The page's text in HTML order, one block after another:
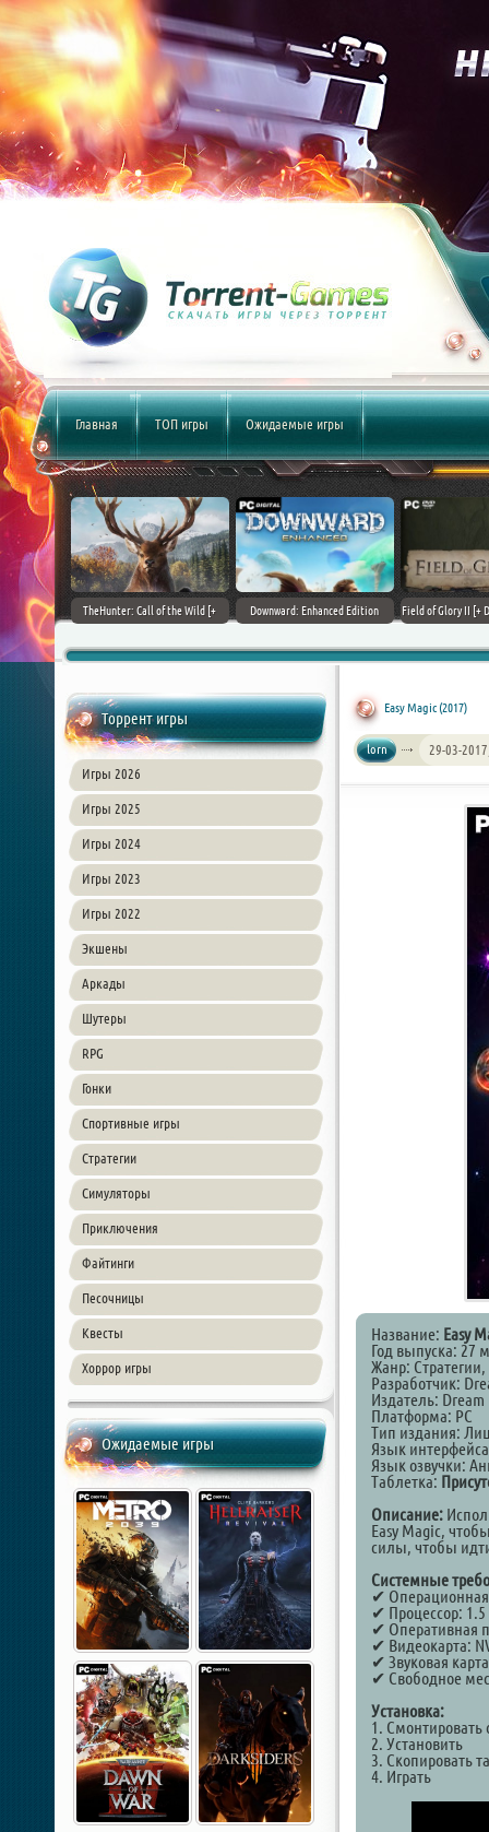
Главная ТОП игры Ожидаемые игры
(2017)
TheHunter: Call of the Wild [+
Downward: Enhanced Edition
Field of Glory II [+
Торрент игры
Игры 2026
Игры 2025
Игры 2024
Игры 2023
Игры 2022
Экшены
Аркады
Шутеры
RPG
Гонки
Спортивные игры
Стратегии
Симуляторы
Приключения
Файтинги
Песочницы
Квесты
Хоррор игры
Ожидаемые игры
Easy Magic (2017)
lorn 29-03-
Название: Easy
Год выпуска: 27
Жанр:
Разработчик:
Издатель: Dream
Платформа: PC
Тип издания:
Язык
Язык озвучки:
Таблетка:
Описание:
Easy Magic,
силы, чтобы
Системные
✔ Операционная
✔ Процессор: 1.5
✔ Оперативная
✔ Видеокарта:
✔ Звуковая
✔ Свободное
Установка:
1. Смонтировать
2. Установить
3. Скопировать
4. Играть